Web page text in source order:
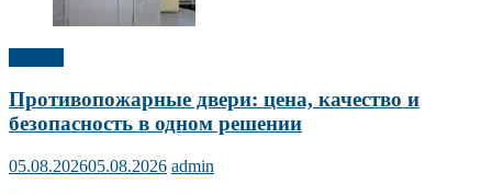
Противопожарные двери: цена, качество и
безопасность в одном решении
05.08.202605.08.2026 admin